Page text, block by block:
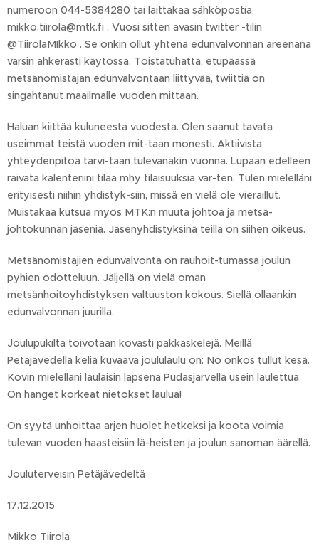
numeroon 044-5384280 tai laittakaa sähköpostia
mikko.tiirola@mtk.fi . Vuosi sitten avasin twitter -tilin
@TiirolaMIkko . Se onkin ollut yhtenä edunvalvonnan areenana
varsin ahkerasti käytössä. Toistatuhatta, etupäässä
metsänomistajan edunvalvontaan liittyvää, twiittiä on
singahtanut maailmalle vuoden mittaan.
Haluan kiittää kuluneesta vuodesta. Olen saanut tavata
useimmat teistä vuoden mit-taan monesti. Aktiivista
yhteydenpitoa tarvi-taan tulevanakin vuonna. Lupaan edelleen
raivata kalenteriini tilaa mhy tilaisuuksia var-ten. Tulen mielelläni
erityisesti niihin yhdistyk-siin, missä en vielä ole vieraillut.
Muistakaa kutsua myös MTK:n muuta johtoa ja metsä-
johtokunnan jäseniä. Jäsenyhdistyksinä teillä on siihen oikeus.
Metsänomistajien edunvalvonta on rauhoit-tumassa joulun
pyhien odotteluun. Jäljellä on vielä oman
metsänhoitoyhdistyksen valtuuston kokous. Siellä ollaankin
edunvalvonnan juurilla.
Joulupukilta toivotaan kovasti pakkaskelejä. Meillä
Petäjävedellä keliä kuvaava joululaulu on: No onkos tullut kesä.
Kovin mielelläni laulaisin lapsena Pudasjärvellä usein laulettua
On hanget korkeat nietokset laulua!
On syytä unhoittaa arjen huolet hetkeksi ja koota voimia
tulevan vuoden haasteisiin lä-heisten ja joulun sanoman äärellä.
Jouluterveisin Petäjävedeltä
17.12.2015
Mikko Tiirola